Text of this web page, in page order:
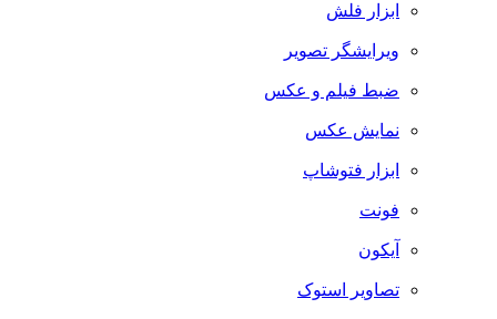
ابزار فلش
ویرایشگر تصویر
ضبط فيلم و عكس
نمایش عکس
ابزار فتوشاپ
فونت
آیکون
تصاویر استوک